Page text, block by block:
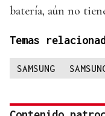
batería, aún no
Temas
SAMSUNG